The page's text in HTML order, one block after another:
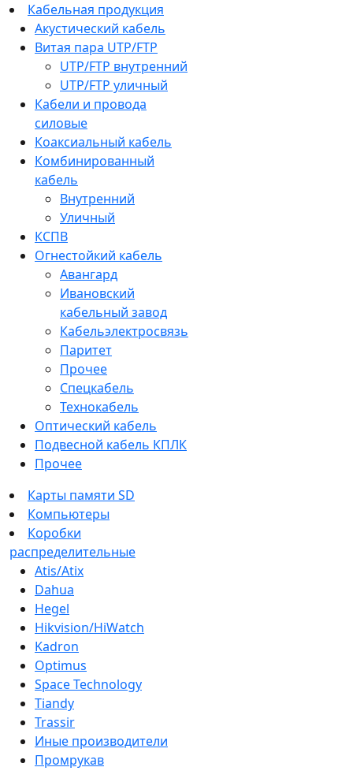
Кабельная продукция
Акустический кабель
Витая пара UTP/FTP
UTP/FTP внутренний
UTP/FTP уличный
Кабели и провода
силовые
Коаксиальный кабель
Комбинированный
кабель
Внутренний
Уличный
КСПВ
Огнестойкий кабель
Авангард
Ивановский
кабельный завод
Кабельэлектросвязь
Паритет
Прочее
Спецкабель
Технокабель
Оптический кабель
Подвесной кабель КПЛК
Прочее
Карты памяти SD
Компьютеры
Коробки
распределительные
Atis/Atix
Dahua
Hegel
Hikvision/HiWatch
Kadron
Optimus
Space Technology
Tiandy
Trassir
Иные производители
Промрукав